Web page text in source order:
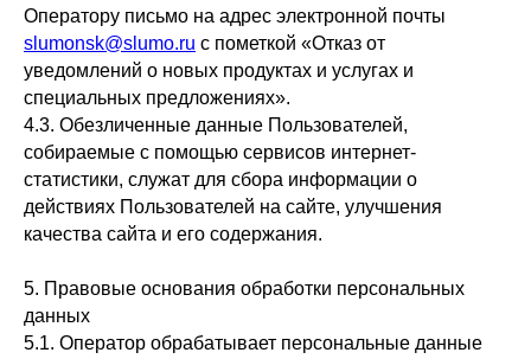
Оператору письмо на адрес электронной почты
slumonsk@slumo.ru с пометкой «Отказ от
уведомлений о новых продуктах и услугах и
специальных предложениях».
4.3. Обезличенные данные Пользователей,
собираемые с помощью сервисов интернет-
статистики, служат для сбора информации о
действиях Пользователей на сайте, улучшения
качества сайта и его содержания.
5. Правовые основания обработки персональных
данных
5.1. Оператор обрабатывает персональные данные